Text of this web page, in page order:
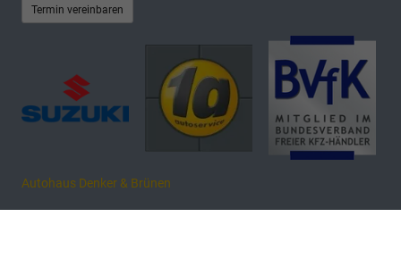
Termin vereinbaren
Autohaus Denker & Brünen